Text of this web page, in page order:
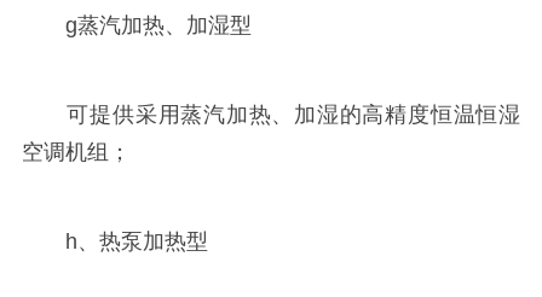
g蒸汽加热、加湿型
可提供采用蒸汽加热、加湿的高精度恒温恒湿
空调机组；
h、热泵加热型